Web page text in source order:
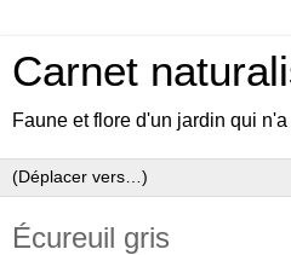
Carnet
Faune et flore d'un jardin qui
Écureuil gris